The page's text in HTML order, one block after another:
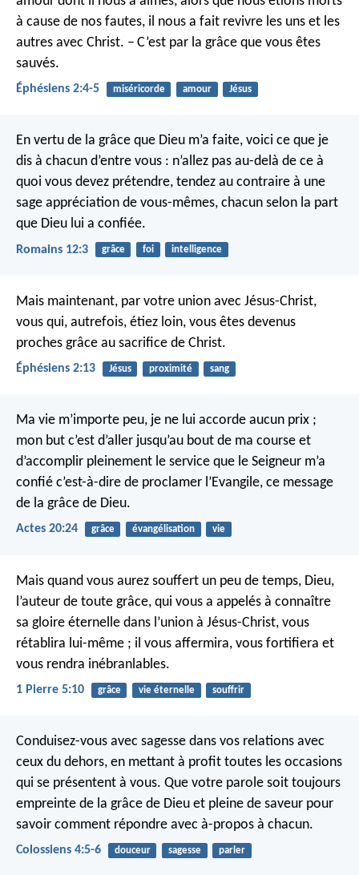
à cause de nos fautes, il nous a fait revivre les uns et les
autres avec Christ. – C’est par la grâce que vous êtes
sauvés.
Éphésiens 2:4-5 miséricorde amour Jésus
En vertu de la grâce que Dieu m’a faite, voici ce que je
dis à chacun d’entre vous : n’allez pas au-delà de ce à
quoi vous devez prétendre, tendez au contraire à une
sage appréciation de vous-mêmes, chacun selon la part
que Dieu lui a confiée.
Romains 12:3 grâce foi intelligence
Mais maintenant, par votre union avec Jésus-Christ,
vous qui, autrefois, étiez loin, vous êtes devenus
proches grâce au sacrifice de Christ.
Éphésiens 2:13 Jésus proximité sang
Ma vie m’importe peu, je ne lui accorde aucun prix ;
mon but c’est d’aller jusqu’au bout de ma course et
d’accomplir pleinement le service que le Seigneur m’a
confié c’est-à-dire de proclamer l’Evangile, ce message
de la grâce de Dieu.
Actes 20:24 grâce évangélisation vie
Mais quand vous aurez souffert un peu de temps, Dieu,
l’auteur de toute grâce, qui vous a appelés à connaître
sa gloire éternelle dans l’union à Jésus-Christ, vous
rétablira lui-même ; il vous affermira, vous fortifiera et
vous rendra inébranlables.
1 Pierre 5:10 grâce vie éternelle souffrir
Conduisez-vous avec sagesse dans vos relations avec
ceux du dehors, en mettant à profit toutes les occasions
qui se présentent à vous. Que votre parole soit toujours
empreinte de la grâce de Dieu et pleine de saveur pour
savoir comment répondre avec à-propos à chacun.
Colossiens 4:5-6 douceur sagesse parler